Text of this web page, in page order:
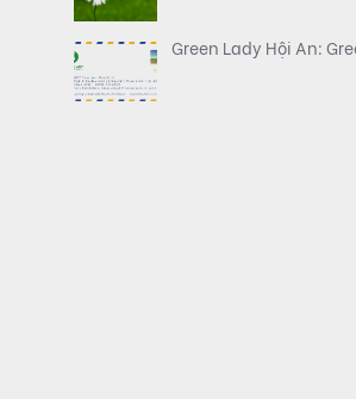
Green Lady Hội An: